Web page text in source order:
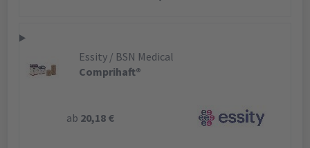
Essity / BSN Medical
Comprihaft®
ab 20,18 €